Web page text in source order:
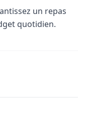
un repas
quotidien.